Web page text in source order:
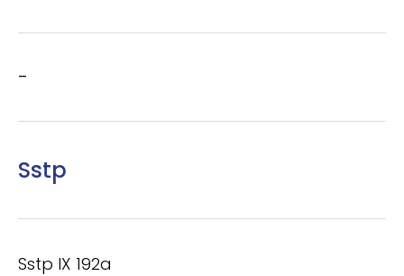
–
Sstp
Sstp IX 192a